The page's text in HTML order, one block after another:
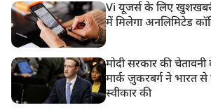
Vi यूजर्स के लिए
में मिलेगा अनलिमिटेड
मोदी सरकार की
मार्क ज़ुकरबर्ग ने भारत से
स्वीकार की